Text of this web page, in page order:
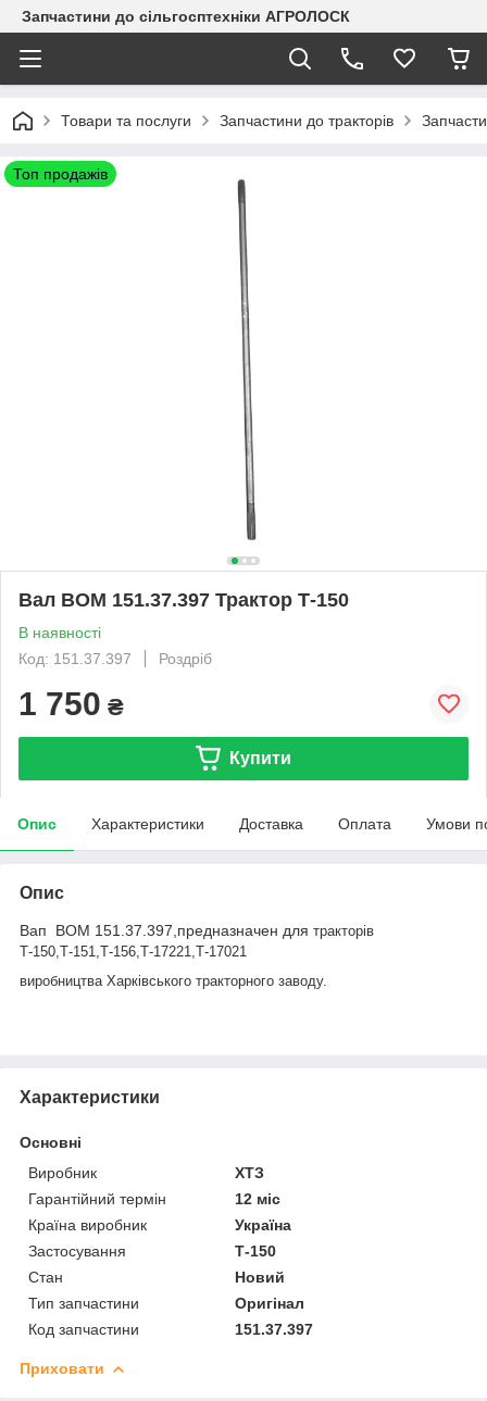
Запчастини до сільгосптехніки АГРОЛОСК
Товари та послуги Запчастини до тракторів
Топ продажів
Вал ВОМ 151.37.397 Трактор Т-150
В наявності
Код: 151.37.397
Роздріб
1 750 ₴
Купити
Опис Характеристики Доставка Оплата Умови
Опис
Вап ВОМ 151.37.397,предназначен для тракторів
Т-150,Т-151,Т-156,Т-17221,Т-17021
виробництва Харківського тракторного заводу.
Характеристики
Основні
Виробник
ХТЗ
Гарантійний термін
12 міс
Країна виробник
Україна
Застосування
Т-150
Стан
Новий
Тип запчастини
Оригінал
Код запчастини
151.37.397
Приховати